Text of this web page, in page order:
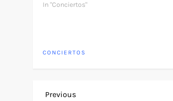
In "Conciertos"
CONCIERTOS
Previous
Previous